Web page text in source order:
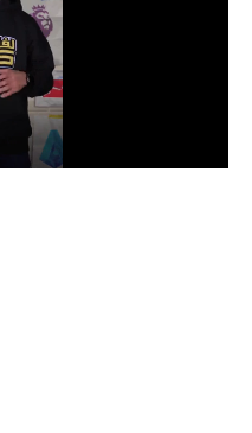
الدوري السعودي للمحترفين